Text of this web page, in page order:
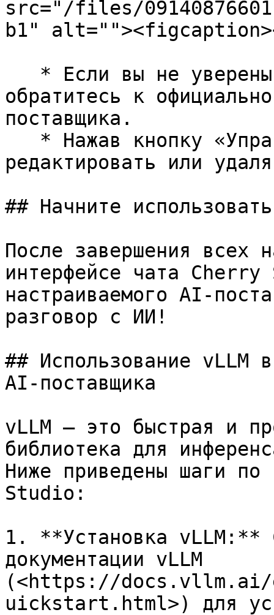
src="/files/
b1"
обратитесь к
поставщика.
редактировать или
## Начните использовать
После завершения всех
интерфейсе чата
настраиваемого AI-
разговор с ИИ!
## Использование vLLM
AI-поставщика
vLLM — это быстрая и
библиотека для
Ниже приведены шаги
Studio:
1. **Установка vLLM:**
документации vLLM
(<https://
uickstart.html>) для